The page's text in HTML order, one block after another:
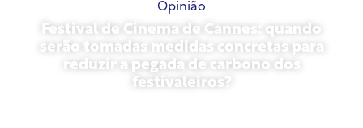
Opinião
Festival de Cinema de Cannes: quando
serão tomadas medidas concretas para
reduzir a pegada de carbono dos
festivaleiros?